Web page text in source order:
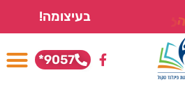
ה בעיצומה!
9057*